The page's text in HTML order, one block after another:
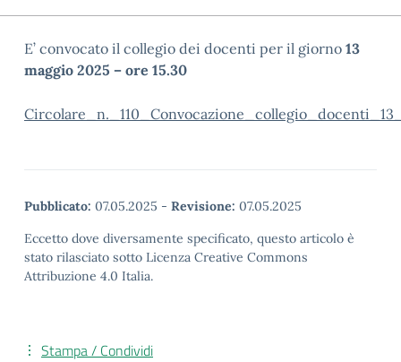
E’ convocato il collegio dei docenti per il giorno 13
maggio 2025 – ore 15.30
Pubblicato: 07.05.2025 - Revisione: 07.05.2025
Eccetto dove diversamente specificato, questo articolo è
stato rilasciato sotto Licenza Creative Commons
Attribuzione 4.0 Italia.
Stampa / Condividi